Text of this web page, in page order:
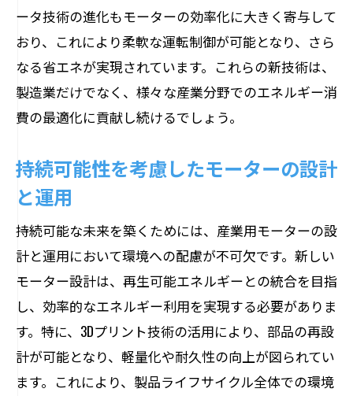
ータ技術の進化もモーターの効率化に大きく寄与して
おり、これにより柔軟な運転制御が可能となり、さら
なる省エネが実現されています。これらの新技術は、
製造業だけでなく、様々な産業分野でのエネルギー消
費の最適化に貢献し続けるでしょう。
持続可能性を考慮したモーターの設計
と運用
持続可能な未来を築くためには、産業用モーターの設
計と運用において環境への配慮が不可欠です。新しい
モーター設計は、再生可能エネルギーとの統合を目指
し、効率的なエネルギー利用を実現する必要がありま
す。特に、3Dプリント技術の活用により、部品の再設
計が可能となり、軽量化や耐久性の向上が図られてい
ます。これにより、製品ライフサイクル全体での環境